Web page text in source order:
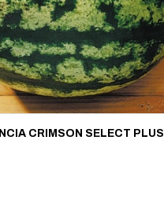
CRIMSON SELECT PLUS